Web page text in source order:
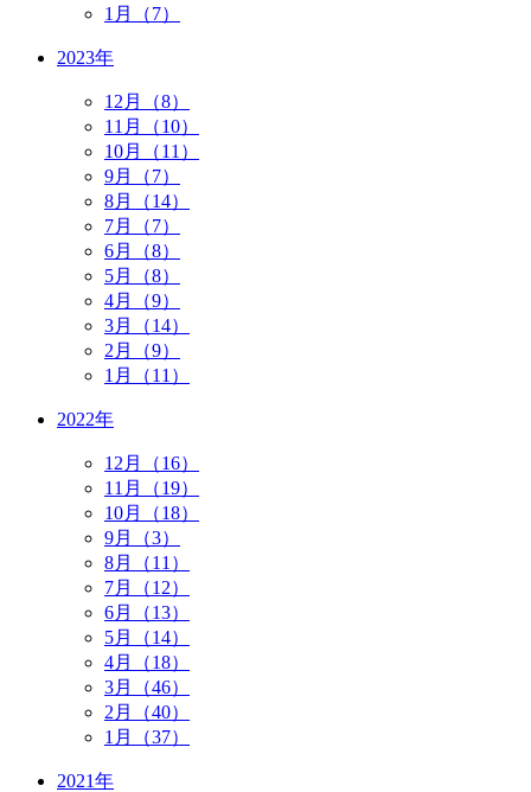
1月（7）
2023年
12月（8）
11月（10）
10月（11）
9月（7）
8月（14）
7月（7）
6月（8）
5月（8）
4月（9）
3月（14）
2月（9）
1月（11）
2022年
12月（16）
11月（19）
10月（18）
9月（3）
8月（11）
7月（12）
6月（13）
5月（14）
4月（18）
3月（46）
2月（40）
1月（37）
2021年